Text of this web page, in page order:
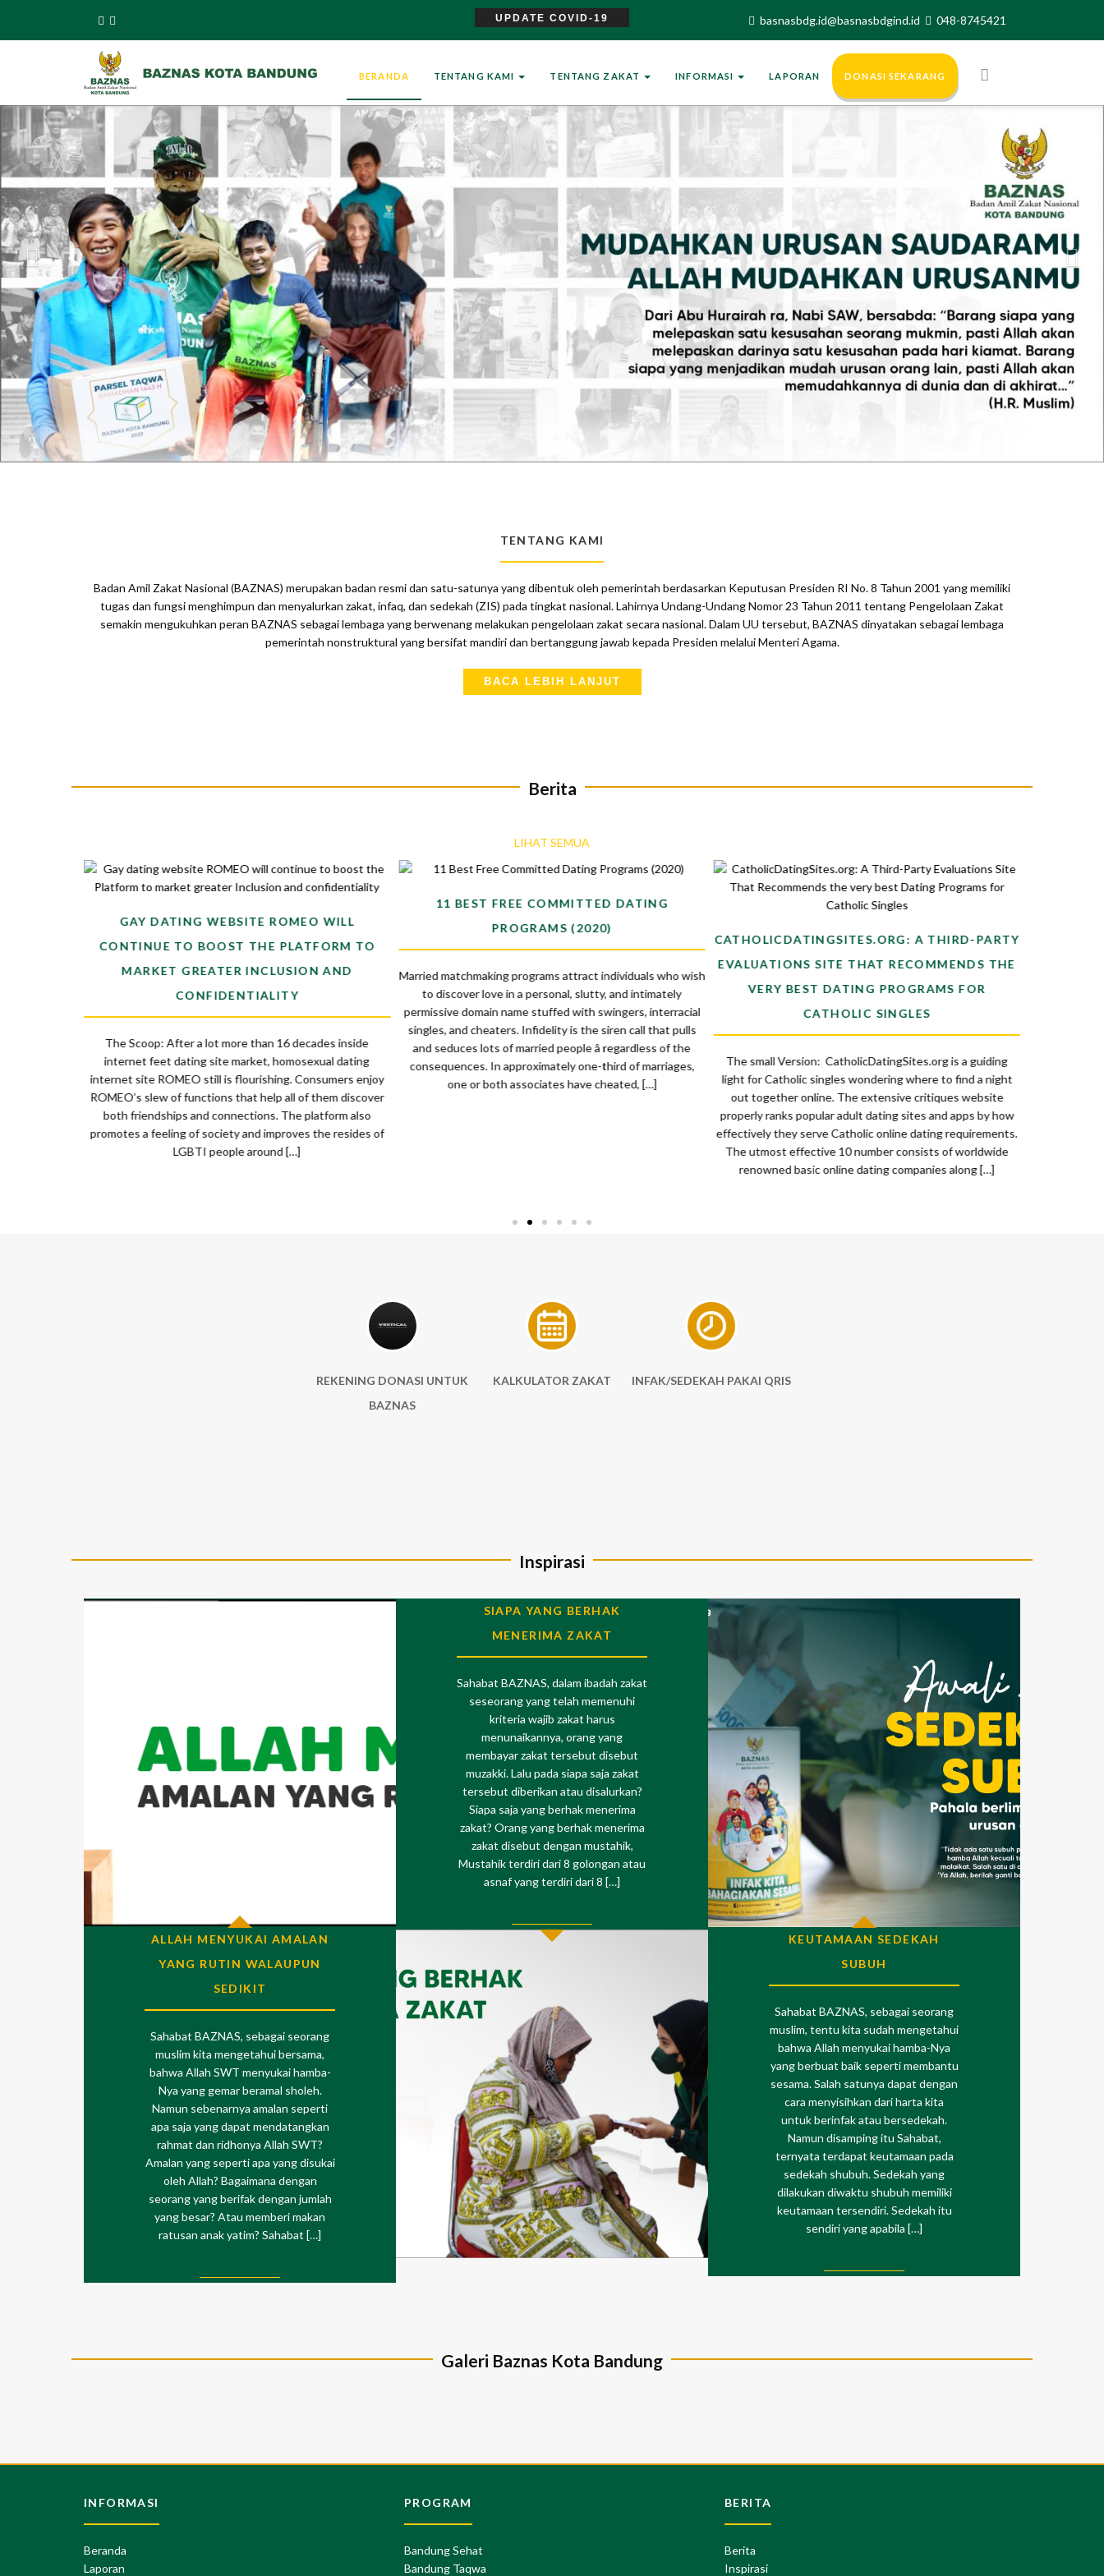
UPDATE COVID-19 basnasbdg.id@basnasbdgind.id 048-8745421
BERANDA TENTANG KAMI TENTANG ZAKAT INFORMASI LAPORAN DONASI SEKARANG
TENTANG KAMI
Badan Amil Zakat Nasional (BAZNAS) merupakan badan resmi dan satu-satunya yang dibentuk oleh pemerintah berdasarkan Keputusan Presiden RI No. 8 Tahun 2001 yang memiliki
tugas dan fungsi menghimpun dan menyalurkan zakat, infaq, dan sedekah (ZIS) pada tingkat nasional. Lahirnya Undang-Undang Nomor 23 Tahun 2011 tentang Pengelolaan Zakat
semakin mengukuhkan peran BAZNAS sebagai lembaga yang berwenang melakukan pengelolaan zakat secara nasional. Dalam UU tersebut, BAZNAS dinyatakan sebagai lembaga
pemerintah nonstruktural yang bersifat mandiri dan bertanggung jawab kepada Presiden melalui Menteri Agama.
BACA LEBIH LANJUT
Berita
LIHAT SEMUA
GAY DATING WEBSITE ROMEO WILL
CONTINUE TO BOOST THE PLATFORM TO
MARKET GREATER INCLUSION AND
CONFIDENTIALITY
The Scoop: After a lot more than 16 decades inside
internet feet dating site market, homosexual dating
internet site ROMEO still is flourishing. Consumers enjoy
ROMEO’s slew of functions that help all of them discover
both friendships and connections. The platform also
promotes a feeling of society and improves the resides of
LGBTI people around […]
11 BEST FREE COMMITTED DATING
PROGRAMS (2020)
Married matchmaking programs attract individuals who wish
to discover love in a personal, slutty, and intimately
permissive domain name stuffed with swingers, interracial
singles, and cheaters. Infidelity is the siren call that pulls
and seduces lots of married people â regardless of the
consequences. In approximately one-third of marriages,
one or both associates have cheated, […]
CATHOLICDATINGSITES.ORG: A THIRD-PARTY
EVALUATIONS SITE THAT RECOMMENDS THE
VERY BEST DATING PROGRAMS FOR
CATHOLIC SINGLES
The small Version: CatholicDatingSites.org is a guiding
light for Catholic singles wondering where to find a night
out together online. The extensive critiques website
properly ranks popular adult dating sites and apps by how
effectively they serve Catholic online dating requirements.
The utmost effective 10 number consists of worldwide
renowned basic online dating companies along […]
REKENING DONASI UNTUK
BAZNAS
KALKULATOR ZAKAT INFAK/SEDEKAH PAKAI QRIS
Inspirasi
ALLAH MENYUKAI AMALAN
YANG RUTIN WALAUPUN
SEDIKIT
Sahabat BAZNAS, sebagai seorang
muslim kita mengetahui bersama,
bahwa Allah SWT menyukai hamba-
Nya yang gemar beramal sholeh.
Namun sebenarnya amalan seperti
apa saja yang dapat mendatangkan
rahmat dan ridhonya Allah SWT?
Amalan yang seperti apa yang disukai
oleh Allah? Bagaimana dengan
seorang yang berifak dengan jumlah
yang besar? Atau memberi makan
ratusan anak yatim? Sahabat […]
SIAPA YANG BERHAK
MENERIMA ZAKAT
Sahabat BAZNAS, dalam ibadah zakat
seseorang yang telah memenuhi
kriteria wajib zakat harus
menunaikannya, orang yang
membayar zakat tersebut disebut
muzakki. Lalu pada siapa saja zakat
tersebut diberikan atau disalurkan?
Siapa saja yang berhak menerima
zakat? Orang yang berhak menerima
zakat disebut dengan mustahik,
Mustahik terdiri dari 8 golongan atau
asnaf yang terdiri dari 8 […]
KEUTAMAAN SEDEKAH
SUBUH
Sahabat BAZNAS, sebagai seorang
muslim, tentu kita sudah mengetahui
bahwa Allah menyukai hamba-Nya
yang berbuat baik seperti membantu
sesama. Salah satunya dapat dengan
cara menyisihkan dari harta kita
untuk berinfak atau bersedekah.
Namun disamping itu Sahabat,
ternyata terdapat keutamaan pada
sedekah shubuh. Sedekah yang
dilakukan diwaktu shubuh memiliki
keutamaan tersendiri. Sedekah itu
sendiri yang apabila […]
Galeri Baznas Kota Bandung
INFORMASI
Beranda
Laporan
PROGRAM
Bandung Sehat
Bandung Taqwa
BERITA
Berita
Inspirasi